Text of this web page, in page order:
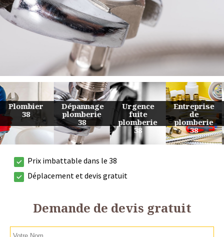
Urgence
fuite
plomberie
38
Entreprise
de
plomberie
38
Travaux
de
plomberie
38
Devis
plomberie
38
Prix imbattable dans le 38
Déplacement et devis gratuit
Demande de devis gratuit